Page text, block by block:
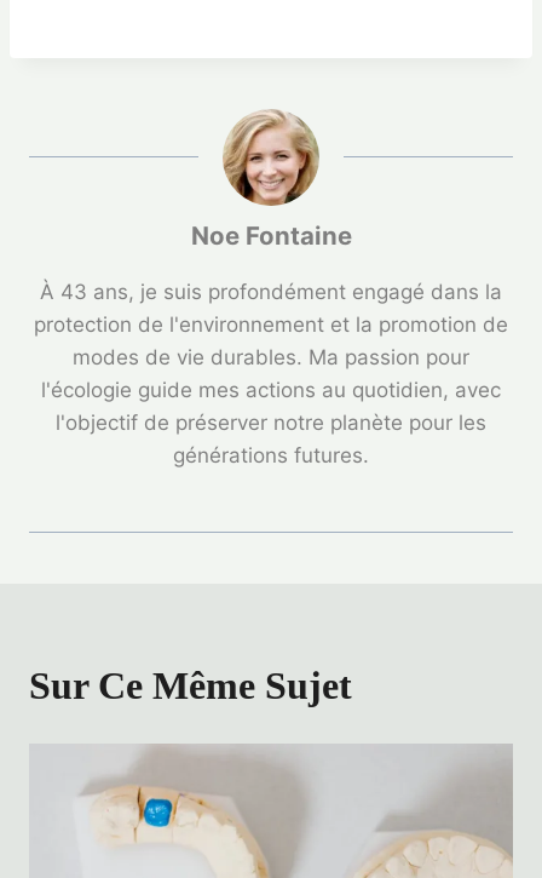
Noe Fontaine
À 43 ans, je suis profondément engagé dans la
protection de l'environnement et la promotion de
modes de vie durables. Ma passion pour
l'écologie guide mes actions au quotidien, avec
l'objectif de préserver notre planète pour les
générations futures.
Sur Ce Même Sujet